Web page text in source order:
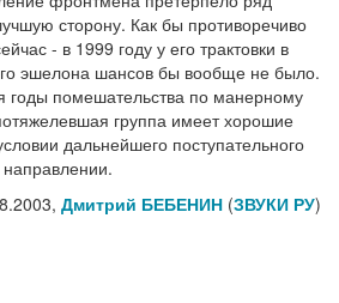
сторону. Как бы противоречиво
- в 1999 году у его трактовки в
эшелона шансов бы вообще не было.
годы помешательства по манерному
группа имеет хорошие
дальнейшего поступательного
Дмитрий БЕБЕНИН (ЗВУКИ РУ)